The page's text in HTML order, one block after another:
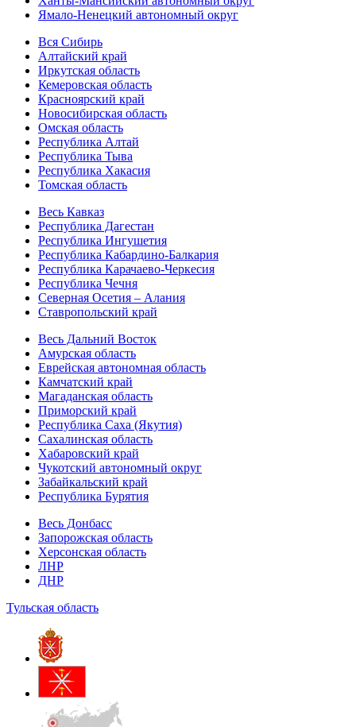
Ямало-Ненецкий автономный округ
Вся Сибирь
Алтайский край
Иркутская область
Кемеровская область
Красноярский край
Новосибирская область
Омская область
Республика Алтай
Республика Тыва
Республика Хакасия
Томская область
Весь Кавказ
Республика Дагестан
Республика Ингушетия
Республика Кабардино-Балкария
Республика Карачаево-Черкесия
Республика Чечня
Северная Осетия – Алания
Ставропольский край
Весь Дальний Восток
Амурская область
Еврейская автономная область
Камчатский край
Магаданская область
Приморский край
Республика Саха (Якутия)
Сахалинская область
Хабаровский край
Чукотский автономный округ
Забайкальский край
Республика Бурятия
Весь Донбасс
Запорожская область
Херсонская область
ЛНР
ДНР
Тульская область